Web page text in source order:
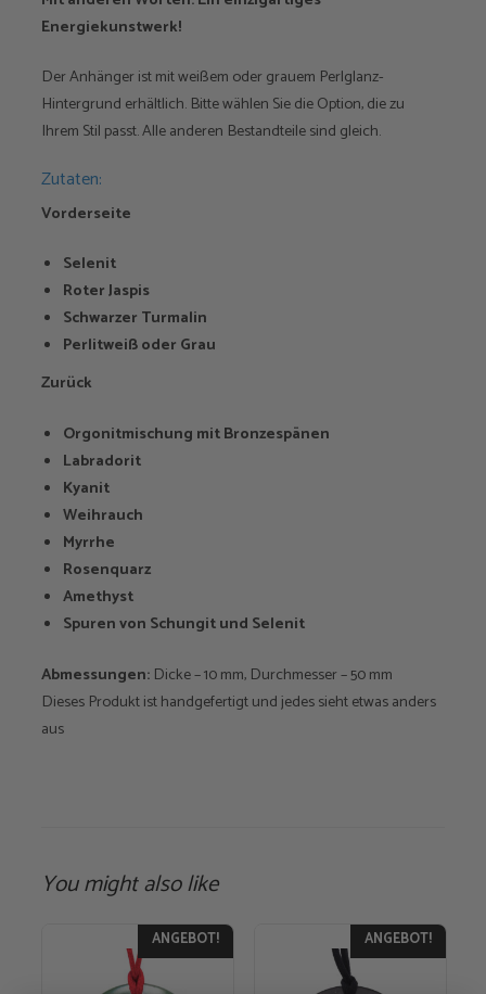
Energiekunstwerk!
Der Anhänger ist mit weißem oder grauem Perlglanz-
Hintergrund erhältlich. Bitte wählen Sie die Option, die zu
Ihrem Stil passt. Alle anderen Bestandteile sind gleich.
Zutaten:
Vorderseite
Selenit
Roter Jaspis
Schwarzer Turmalin
Perlitweiß oder Grau
Zurück
Orgonitmischung mit Bronzespänen
Labradorit
Kyanit
Weihrauch
Myrrhe
Rosenquarz
Amethyst
Spuren von Schungit und Selenit
Abmessungen: Dicke – 10 mm, Durchmesser – 50 mm
Dieses Produkt ist handgefertigt und jedes sieht etwas anders
aus
You might also like
ANGEBOT! ANGEBOT!